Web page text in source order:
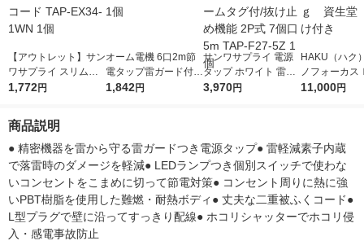
【アウトレット】サン
ワサプライ スリム電
源延長コード TAP-EX
1,772円
オーム電機 6口2m節
電タップ雷ガード付2
2 00-1577 1個
1,842円
サンワサプライ 電源
タップ ホワイト 雷ガ
ード機能/ネームタグ
3,970円
HAKU（ハ
ノフォーカ
5ｇ 資生堂
11,000円
商品説明
● 精密機器を雷から守る雷ガードつき電源タップ● 雷軽減素子内蔵
で落雷時のダメージを軽減● LEDランプつき個別スイッチで使わな
いコンセントをこまめに切って節電対策● コンセント周りに熱に強
いPBT樹脂を使用した難燃・耐熱ボディ● 丈夫な二重被ふくコード●
L型プラグで壁に沿ってすっきり配線● ホコリシャッターでホコリ侵
入・感電事故防止